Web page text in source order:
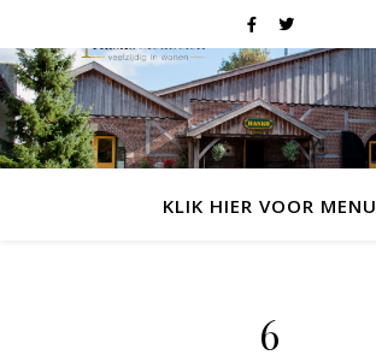
KLIK HIER VOOR MENU
6